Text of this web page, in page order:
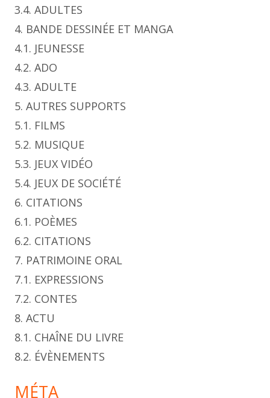
3.4. ADULTES
4. BANDE DESSINÉE ET MANGA
4.1. JEUNESSE
4.2. ADO
4.3. ADULTE
5. AUTRES SUPPORTS
5.1. FILMS
5.2. MUSIQUE
5.3. JEUX VIDÉO
5.4. JEUX DE SOCIÉTÉ
6. CITATIONS
6.1. POÈMES
6.2. CITATIONS
7. PATRIMOINE ORAL
7.1. EXPRESSIONS
7.2. CONTES
8. ACTU
8.1. CHAÎNE DU LIVRE
8.2. ÉVÈNEMENTS
MÉTA